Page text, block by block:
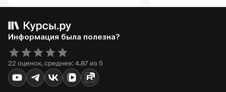
Информация была полезна?
22 оценок, среднее: 4.87 из 5